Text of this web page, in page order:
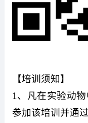
【培训须知】
1 、凡在实验动
参加该培训并通